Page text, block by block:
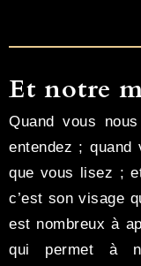
Et notre
Quand vous
entendez ; quand
que vous lisez ;
c’est son visage
est nombreux à
qui permet à